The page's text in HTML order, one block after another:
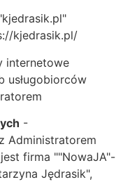
kjedrasik.pl/
internetowe
usługobiorców
-
Administratorem
firma ""NowaJA"-
Jędrasik",